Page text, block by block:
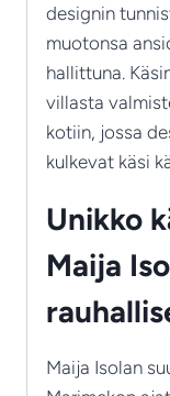
designin
muotonsa
hallittuna.
villasta
kotiin, jossa
kulkevat käsi
Unikko
Maija
Maija Isolan